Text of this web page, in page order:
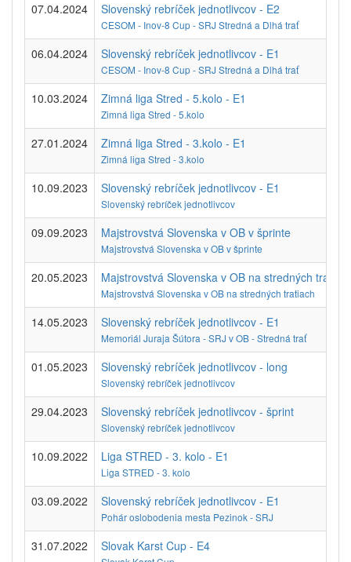
07.04.2024 Slovenský rebríček jednotlivcov - E2
CESOM - Inov-8 Cup - SRJ Stredná a Dlhá trať
06.04.2024 Slovenský rebríček jednotlivcov - E1
CESOM - Inov-8 Cup - SRJ Stredná a Dlhá trať
10.03.2024 Zimná liga Stred - 5.kolo - E1
Zimná liga Stred - 5.kolo
27.01.2024 Zimná liga Stred - 3.kolo - E1
Zimná liga Stred - 3.kolo
10.09.2023 Slovenský rebríček jednotlivcov - E1
Slovenský rebríček jednotlivcov
09.09.2023 Majstrovstvá Slovenska v OB v šprinte
Majstrovstvá Slovenska v OB v šprinte
20.05.2023 Majstrovstvá Slovenska v OB na stredných
Majstrovstvá Slovenska v OB na stredných tratiach
14.05.2023 Slovenský rebríček jednotlivcov - E1
Memoriál Juraja Šútora - SRJ v OB - Stredná trať
01.05.2023 Slovenský rebríček jednotlivcov - long
Slovenský rebríček jednotlivcov
29.04.2023 Slovenský rebríček jednotlivcov - šprint
Slovenský rebríček jednotlivcov
10.09.2022 Liga STRED - 3. kolo - E1
Liga STRED - 3. kolo
03.09.2022 Slovenský rebríček jednotlivcov - E1
Pohár oslobodenia mesta Pezinok - SRJ
31.07.2022 Slovak Karst Cup - E4